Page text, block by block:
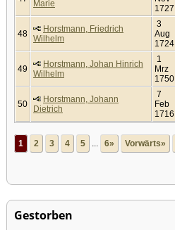
Marie
1727
48
Horstmann, Friedrich
Wilhelm
3
Aug
1724
49
Horstmann, Johan Hinrich
Wilhelm
1
Mrz
1750
50
Horstmann, Johann
Dietrich
7
Feb
1716
1 2 3 4 5 ... 6» Vorwärts»
Gestorben